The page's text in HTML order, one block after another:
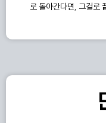
로 돌아간다면, 그걸로